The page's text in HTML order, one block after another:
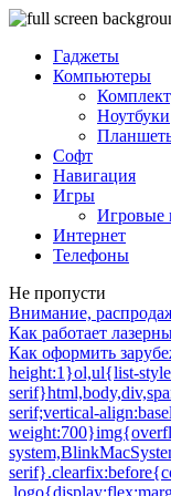
Гаджеты
Компьютеры
Ноутбуки
Софт
Навигация
Игры
Игровые
Интернет
Телефоны
Не пропусти
Внимание,
Как работает
Как оформить зарубежную банковскую карту из России и оплачивать ChatGPT, App Store, Google Play и другие сервисы — Hi-News.ru»>/**/ article{display:block}body{font-size:14px;line-height:1}ol,ul{list-style:none;padding:0;margin:0}html,body{font:400 -apple-system,BlinkMacSystemFont,sans-serif}html,body,div,span,iframe,h1,p,a,img,ins,strong,b,form,article,time{margin:0;padding:0;border:0;font-size:100%;-webkit-text-size-adjust:100%;font-family:-apple-system,BlinkMacSystemFont,sans-serif;vertical-align:baseline;-webkit-font-smoothing:antialiased}body{font-size:14px;line-height:1;min-width:1124px}ol,ul{list-style:none;padding:0;margin:0}b,strong{font-weight:700}img{overflow:hidden;height:auto;max-width:100%;font:400 10px -apple-system,BlinkMacSystemFont,sans-serif}p{color:#000;margin-bottom:15px;font:400 20px/1.5 -apple-system,BlinkMacSystemFont,sans-serif}h1{color:#000;margin:0 0 28px 0;font:700 54px/1 -apple-system,BlinkMacSystemFont,sans-serif}.clearfix:before{content:»»;display:table}.clearfix:after{content:»»;display:table;clear:both}#page{position:relative;width:1090px;margin:0